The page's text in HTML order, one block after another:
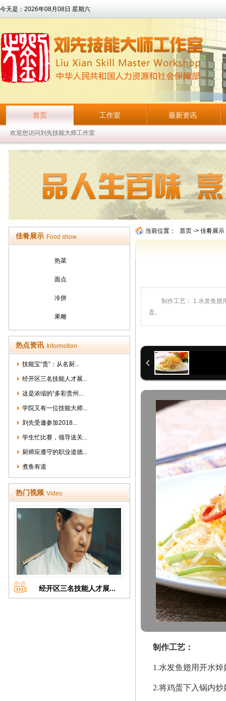
今天是： 2026年08月08日 星期六
首页
欢迎您访问刘先技能大师工作室
工作室 最新资讯
佳肴展示 Food show
热菜
面点
冷拼
果雕
热点资讯 Informotion
技能宝“贵”：从名厨...
经开区三名技能人才展...
这是浓缩的“多彩贵州...
学院又有一位技能大师...
刘先受邀参加2018...
学生忙比赛，领导送关...
厨师应遵守的职业道德...
煮鱼有道
热门视频 Video
经开区三名技能人才展...
当前位置： 首页 -> 佳肴展示
制作工艺： 1.水发鱼翅
盘。
制作工艺：
1.水发鱼翅用开水焯
2.将鸡蛋下入锅内